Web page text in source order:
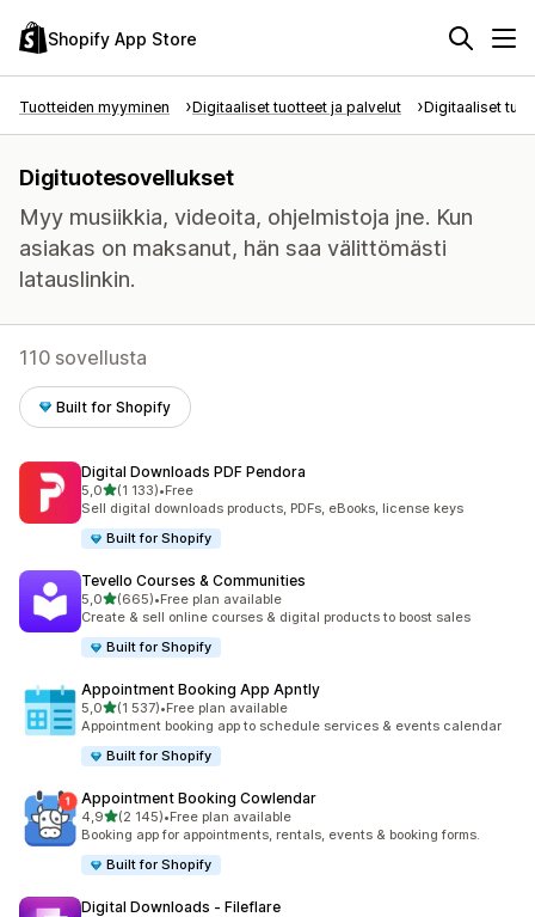
Shopify App Store
Tuotteiden myyminen Digitaaliset tuotteet ja palvelut Digitaaliset
Digituotesovellukset
Myy musiikkia, videoita, ohjelmistoja jne. Kun
asiakas on maksanut, hän saa välittömästi
latauslinkin.
110 sovellusta
Built for Shopify
Digital Downloads PDF Pendora
5,0/ 5 tähteä
(1 133)
1133 arvostelua yhteensä
•Free
Sell digital downloads products, PDFs, eBooks, license keys
Built for Shopify
Tevello Courses & Communities
5,0/ 5 tähteä
(665)
665 arvostelua yhteensä
•Free plan available
Create & sell online courses & digital products to boost sales
Built for Shopify
Appointment Booking App Apntly
5,0/ 5 tähteä
(1 537)
1537 arvostelua yhteensä
•Free plan available
Appointment booking app to schedule services & events calendar
Built for Shopify
Appointment Booking Cowlendar
4,9/ 5 tähteä
(2 145)
2145 arvostelua yhteensä
•Free plan available
Booking app for appointments, rentals, events & booking forms.
Built for Shopify
Digital Downloads ‑ Fileflare